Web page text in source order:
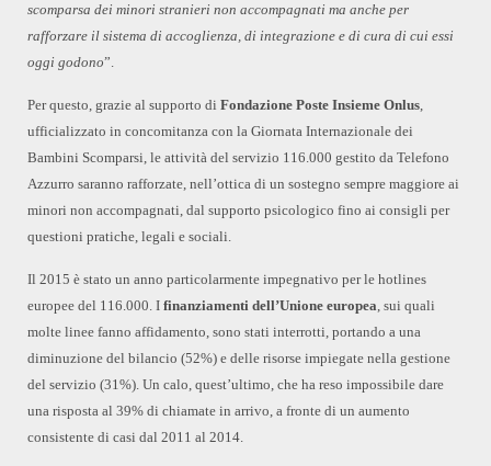
scomparsa dei minori stranieri non accompagnati ma anche per
rafforzare il sistema di accoglienza, di integrazione e di cura di cui essi
oggi godono”.
Per questo, grazie al supporto di Fondazione Poste Insieme Onlus,
ufficializzato in concomitanza con la Giornata Internazionale dei
Bambini Scomparsi, le attività del servizio 116.000 gestito da Telefono
Azzurro saranno rafforzate, nell’ottica di un sostegno sempre maggiore ai
minori non accompagnati, dal supporto psicologico fino ai consigli per
questioni pratiche, legali e sociali.
Il 2015 è stato un anno particolarmente impegnativo per le hotlines
europee del 116.000. I finanziamenti dell’Unione europea, sui quali
molte linee fanno affidamento, sono stati interrotti, portando a una
diminuzione del bilancio (52%) e delle risorse impiegate nella gestione
del servizio (31%). Un calo, quest’ultimo, che ha reso impossibile dare
una risposta al 39% di chiamate in arrivo, a fronte di un aumento
consistente di casi dal 2011 al 2014.